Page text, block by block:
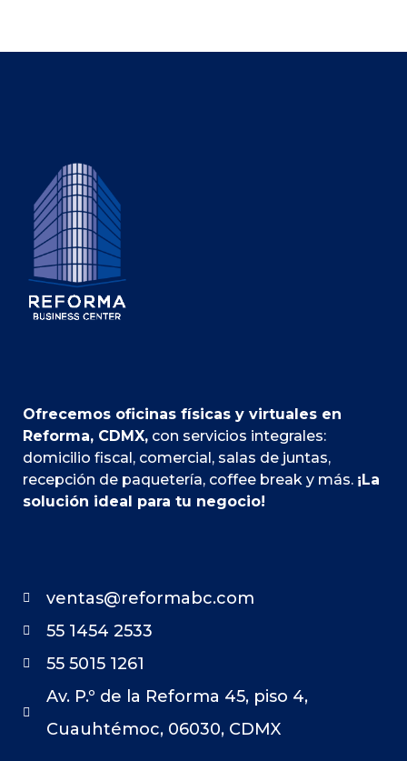
Ofrecemos oficinas físicas y virtuales en
Reforma, CDMX, con servicios integrales:
domicilio fiscal, comercial, salas de juntas,
recepción de paquetería, coffee break y más. ¡La
solución ideal para tu negocio!
ventas@reformabc.com
55 1454 2533
55 5015 1261
Av. P.º de la Reforma 45, piso 4,
Cuauhtémoc, 06030, CDMX